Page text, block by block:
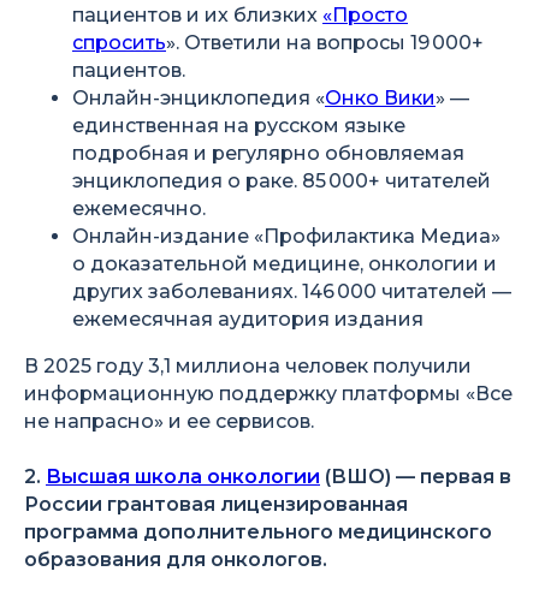
пациентов и их близких «Просто
спросить». Ответили на вопросы 19 000+
пациентов.
Онлайн-энциклопедия «Онко Вики» —
единственная на русском языке
подробная и регулярно обновляемая
энциклопедия о раке. 85 000+ читателей
ежемесячно.
Онлайн-издание «Профилактика Медиа»
о доказательной медицине, онкологии и
других заболеваниях. 146 000 читателей —
ежемесячная аудитория издания
В 2025 году 3,1 миллиона человек получили
информационную поддержку платформы «Все
не напрасно» и ее сервисов.
2. Высшая школа онкологии (ВШО) — первая в
России грантовая лицензированная
программа дополнительного медицинского
образования для онкологов.